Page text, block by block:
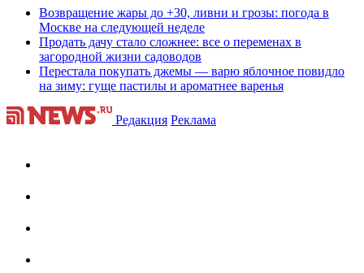
Возвращение жары до +30, ливни и грозы: погода в
Москве на следующей неделе
Продать дачу стало сложнее: все о переменах в
загородной жизни садоводов
Перестала покупать джемы — варю яблочное повидло
на зиму: гуще пастилы и ароматнее варенья
Редакция Реклама